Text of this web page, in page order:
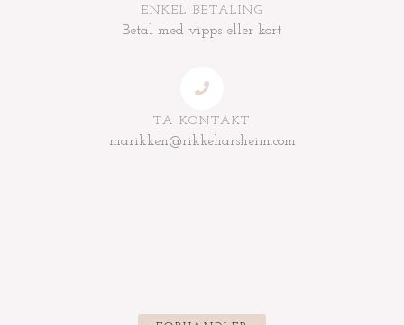
ENKEL BETALING
Betal med vipps eller kort
TA KONTAKT
marikken@rikkeharsheim.com